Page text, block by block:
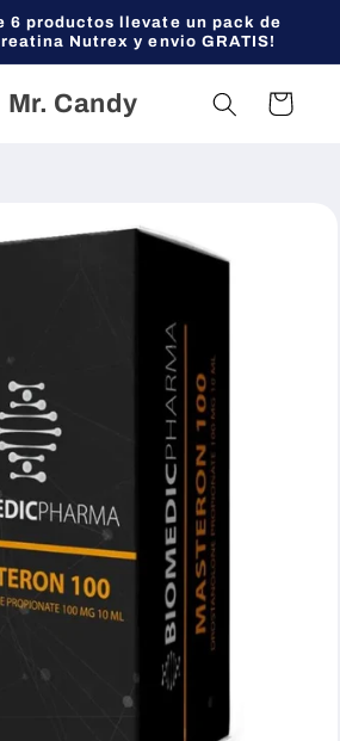
6 productos llevate un pack de
Nutrex y envio GRATIS!
Mr. Candy Carrito